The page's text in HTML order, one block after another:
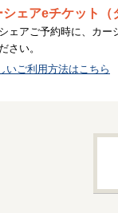
シェアeチケット（
ェアご予約時に、カー
さい。
いご利用方法はこちら